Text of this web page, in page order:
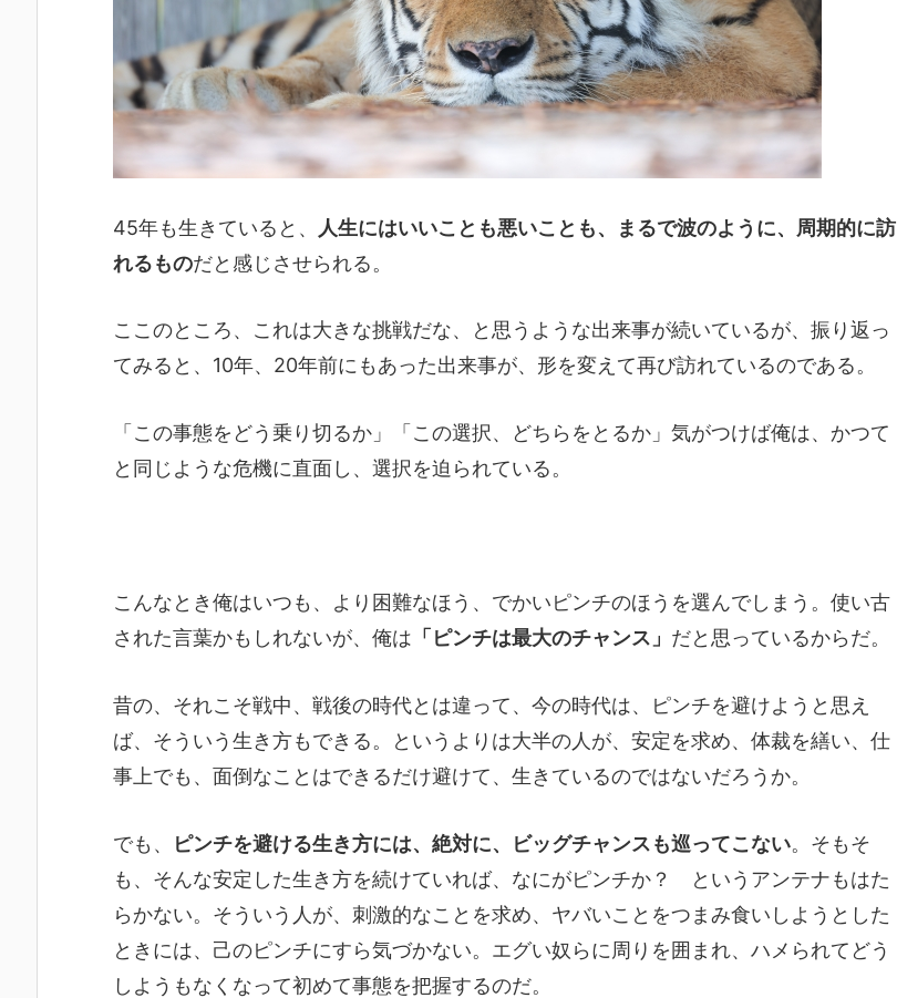
45年も生きていると、
人生にはいいことも悪いことも、まるで波のように、周期的に訪
れるものだと感じさせられる。
ここのところ、これは大きな挑戦だな、と思うような出来事が続いているが、振り返っ
てみると、10年、20年前にもあった出来事が、形を変えて再び訪れているのである。
「この事態をどう乗り切るか」「この選択、どちらをとるか」気がつけば俺は、かつて
と同じような危機に直面し、選択を迫られている。
こんなとき俺はいつも、より困難なほう、でかいピンチのほうを選んでしまう。使い古
された言葉かもしれないが、俺は 「ピンチは最大のチャンス」 だと思っているからだ。
昔の、それこそ戦中、戦後の時代とは違って、今の時代は、ピンチを避けようと思え
ば、そういう生き方もできる。というよりは大半の人が、安定を求め、体裁を繕い、仕
事上でも、面倒なことはできるだけ避けて、生きているのではないだろうか。
でも、 ピンチを避ける生き方には、絶対に、ビッグチャンスも巡ってこない。そもそ
も、そんな安定した生き方を続けていれば、なにがピンチか？ というアンテナもはた
らかない。そういう人が、刺激的なことを求め、ヤバいことをつまみ食いしようとした
ときには、己のピンチにすら気づかない。エグい奴らに周りを囲まれ、ハメられてどう
しようもなくなって初めて事態を把握するのだ。